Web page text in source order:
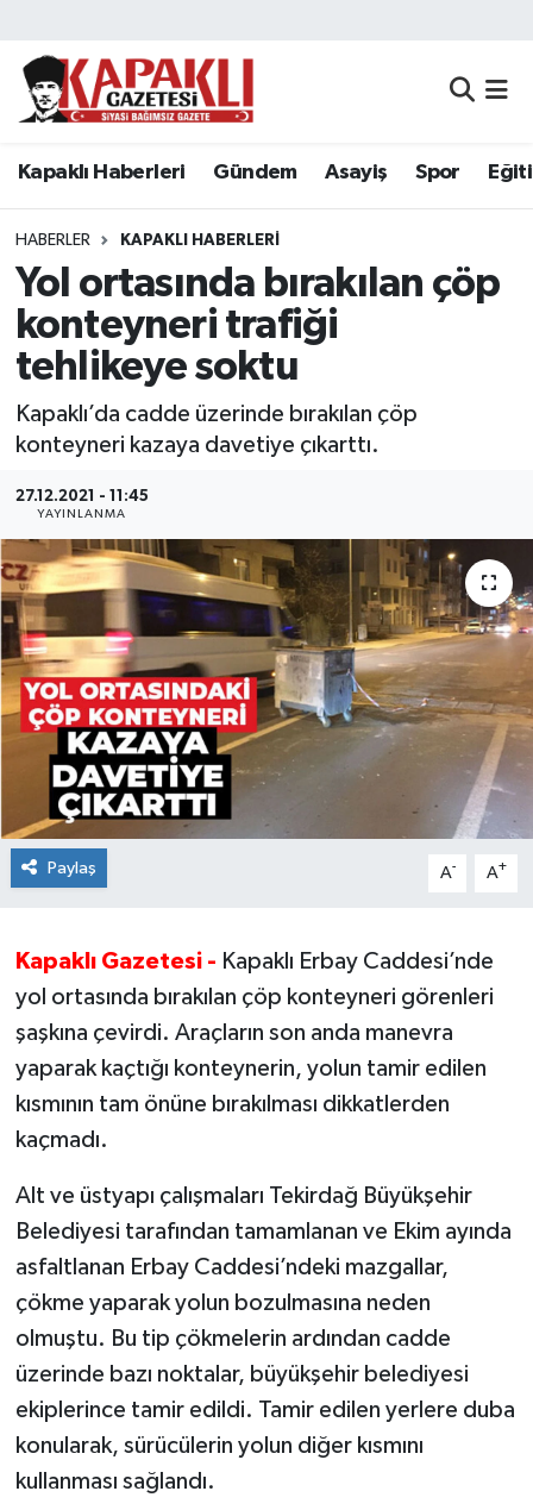
Kapaklı Haberleri Gündem Asayiş Spor
HABERLER KAPAKLI HABERLERI
Yol ortasında bırakılan çöp
konteyneri trafiği
tehlikeye soktu
Kapaklı’da cadde üzerinde bırakılan çöp
konteyneri kazaya davetiye çıkarttı.
27.12.2021 - 11:45
YAYINLANMA
Paylaş A- A+
Kapaklı Gazetesi - Kapaklı Erbay Caddesi’nde
yol ortasında bırakılan çöp konteyneri görenleri
şaşkına çevirdi. Araçların son anda manevra
yaparak kaçtığı konteynerin, yolun tamir edilen
kısmının tam önüne bırakılması dikkatlerden
kaçmadı.
Alt ve üstyapı çalışmaları Tekirdağ Büyükşehir
Belediyesi tarafından tamamlanan ve Ekim ayında
asfaltlanan Erbay Caddesi’ndeki mazgallar,
çökme yaparak yolun bozulmasına neden
olmuştu. Bu tip çökmelerin ardından cadde
üzerinde bazı noktalar, büyükşehir belediyesi
ekiplerince tamir edildi. Tamir edilen yerlere duba
konularak, sürücülerin yolun diğer kısmını
kullanması sağlandı.
Kapaklı Haberleri
Asayiş
Spor
Eğitim
Resmi Reklamlar
Tekirdağ
Ekonomi
Sağlık
Teknoloji
Yaşam
Tekirdağ Nöbetçi Eczaneler
Tekirdağ Namaz Vakitleri
Tekirdağ Trafik Yoğunluk Haritası
Süper Lig Puan Durumu ve Fikstür
Tüm Manşetler
Son Dakika Haberleri
Haber Arşivi